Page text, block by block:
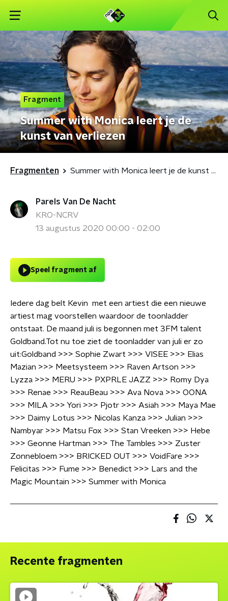
Fragment
Summer with Monica leert je de
kunst van verliezen
Fragmenten Summer with Monica leert je de kunst van verliezen
Parels Van De Nacht
KRO-NCRV
13 augustus 2020 00:00 - 02:00
Speel fragment af
Iedere dag belt Kevin met een artiest die een nieuwe
artiest mag voorstellen waardoor de toonladder
ontstaat. De maand juli is begonnen met 3FM talent
Goldband.Tot nu toe ziet de toonladder van juli er zo
uit:Goldband >>> Sophie Zwart >>> VISEE >>> Elias
Mazian >>> Meetsysteem >>> Raven Artson >>>
Lyzza >>> MERU >>> PXPRLE JAZZ >>> Romy Dya
>>> Renae >>> ReauBeau >>> Ava Nova >>> OONA
>>> MILA >>> Yori >>> Pjotr >>> Asiah >>> Maya Mae
>>> Daimy Lotus >>> Nicolas Kanza >>> Julian >>>
Nambyar >>> Matsu Fox >>> Stan Vreeken >>> Hebe
>>> Geonne Hartman >>> The Tambles >>> Zuster
Zonnebloem >>> BRICKED OUT >>> VoidFare >>>
Felicitas >>> Fume >>> Benedict >>> Lars and the
Magic Mountain >>> Summer with Monica
Recente fragmenten